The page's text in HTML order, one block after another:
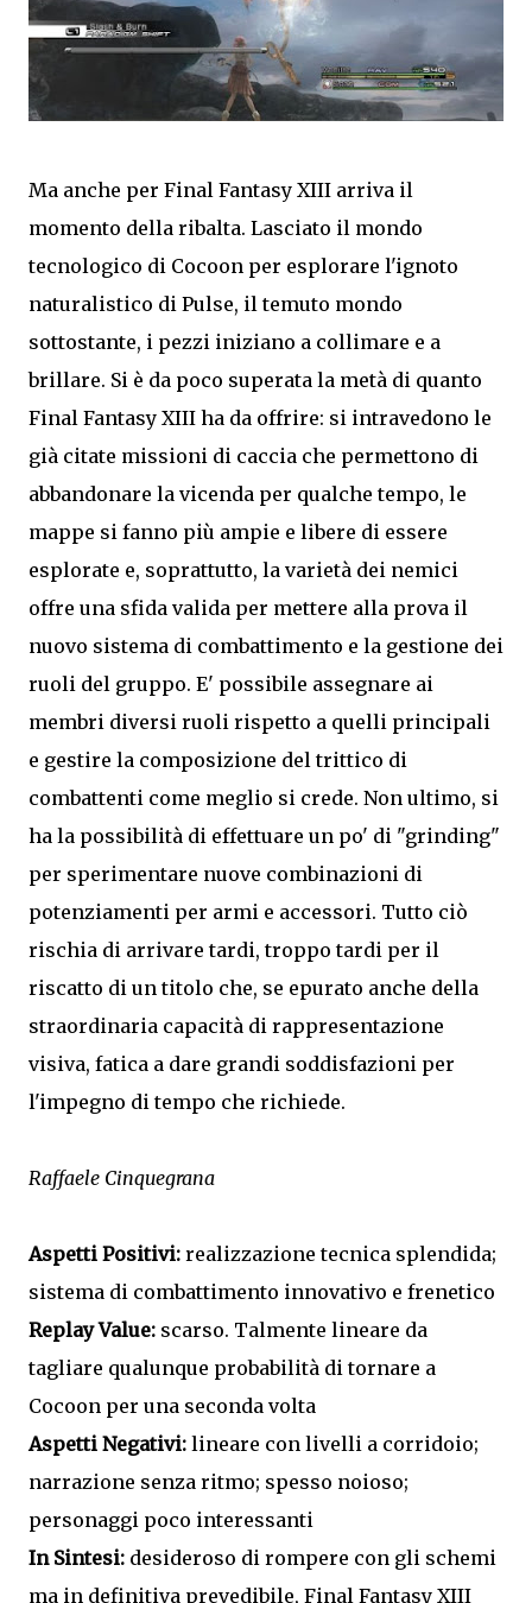
Ma anche per Final Fantasy XIII arriva il
momento della ribalta. Lasciato il mondo
tecnologico di Cocoon per esplorare l'ignoto
naturalistico di Pulse, il temuto mondo
sottostante, i pezzi iniziano a collimare e a
brillare. Si è da poco superata la metà di quanto
Final Fantasy XIII ha da offrire: si intravedono le
già citate missioni di caccia che permettono di
abbandonare la vicenda per qualche tempo, le
mappe si fanno più ampie e libere di essere
esplorate e, soprattutto, la varietà dei nemici
offre una sfida valida per mettere alla prova il
nuovo sistema di combattimento e la gestione dei
ruoli del gruppo. E' possibile assegnare ai
membri diversi ruoli rispetto a quelli principali
e gestire la composizione del trittico di
combattenti come meglio si crede. Non ultimo, si
ha la possibilità di effettuare un po' di "grinding"
per sperimentare nuove combinazioni di
potenziamenti per armi e accessori. Tutto ciò
rischia di arrivare tardi, troppo tardi per il
riscatto di un titolo che, se epurato anche della
straordinaria capacità di rappresentazione
visiva, fatica a dare grandi soddisfazioni per
l'impegno di tempo che richiede.
Raffaele Cinquegrana
Aspetti Positivi: realizzazione tecnica splendida;
sistema di combattimento innovativo e frenetico
Replay Value: scarso. Talmente lineare da
tagliare qualunque probabilità di tornare a
Cocoon per una seconda volta
Aspetti Negativi: lineare con livelli a corridoio;
narrazione senza ritmo; spesso noioso;
personaggi poco interessanti
In Sintesi: desideroso di rompere con gli schemi
ma in definitiva prevedibile, Final Fantasy XIII